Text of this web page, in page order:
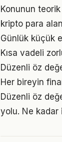
Konunun
kripto para
Günlük küçük
Kısa vadeli
Düzenli öz
Her bireyin
Düzenli öz
yolu. Ne kadar